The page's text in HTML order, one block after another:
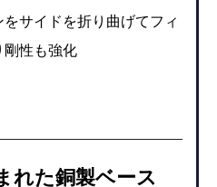
をサイドを折り曲げてフィ
剛性も強化
れた銅製ベース